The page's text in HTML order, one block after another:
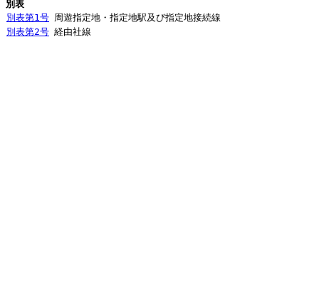
別表
別表第1号 周遊指定地・指定地駅及び指定地接続線
別表第2号 経由社線